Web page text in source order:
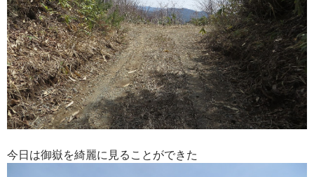
今日は御嶽を綺麗に見ることができた